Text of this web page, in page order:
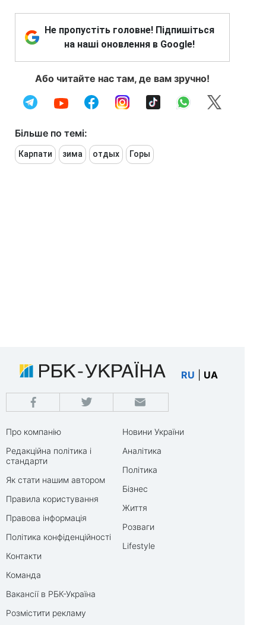
Не пропустіть головне! Підпишіться
на наші оновлення в Google!
Або читайте нас там, де вам зручно!
Більше по темі:
Карпати зима отдых Горы
RU UA
Про компанію
Редакційна політика і
стандарти
Як стати нашим автором
Правила користування
Правова інформація
Політика конфіденційності
Контакти
Команда
Вакансії в РБК-Україна
Розмістити рекламу
Новини України
Аналітика
Політика
Бізнес
Життя
Розваги
Lifestyle